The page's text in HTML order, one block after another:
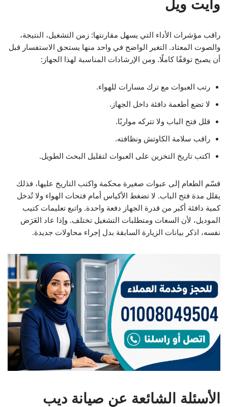
وايت ويل
راقب مؤشرات الأداء التي يسهل مقارنتها: زمن التشغيل، النتيجة،
والصوت المعتاد. التغير الواضح في واحد منها يستحق الاستفسار قبل
أن يصبح توقفًا كاملًا. ومن الإرشادات المناسبة لهذا الجهاز:
رتب العبوات مع ترك مسارات للهواء.
لا تضع أطعمة دافئة داخل الجهاز.
قلل فتح الباب ولا تتركه مواربًا.
راقب سلامة الكاوتش ونظافته.
اكتب تاريخ التخزين على العبوات لتقليل البحث الطويل.
قسّم الطعام إلى عبوات صغيرة محكمة واكتب التاريخ عليها، فذلك
يقلل مدة فتح الباب. لا تضغط الأكياس أمام فتحات الهواء ولا تُدخل
كمية دافئة أكبر من قدرة الجهاز دفعة واحدة. واتبع تعليمات كتيب
الموديل، لأن السعات ومتطلبات التشغيل تختلف. وإذا عاد العَرَض
نفسه، اذكر بيانات الزيارة السابقة بدل إجراء محاولات جديدة.
الأسئلة الشائعة عن صيانة ديب